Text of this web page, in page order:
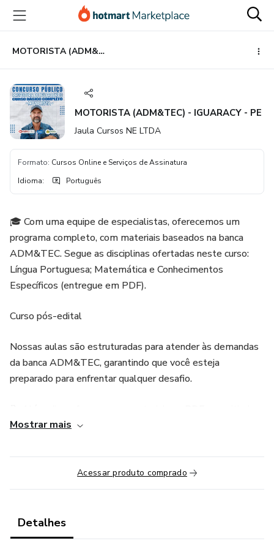
para
conteúdo
principal
para
pagamento
para
rodapé
MOTORISTA (ADM&TEC) - IGUARACY - PE
MOTORISTA (ADM&TEC) - IGUARACY - PE
Jaula Cursos NE LTDA
Formato: Cursos Online e Serviços de Assinatura
Idioma: Português
🎓 Com uma equipe de especialistas, oferecemos um
programa completo, com materiais baseados na banca
ADM&TEC. Segue as disciplinas ofertadas neste curso:
Língua Portuguesa; Matemática e Conhecimentos
Específicos (entregue em PDF).
Curso pós-edital
Nossas aulas são estruturadas para atender às demandas
da banca ADM&TEC, garantindo que você esteja
preparado para enfrentar qualquer desafio.
que você aprofunde seus conhecimentos de forma flexível
rumo à aprovação!
O nosso curso contém:
📝 AULAS TEÓRICAS
Mostrar mais
Acessar produto comprado
Detalhes